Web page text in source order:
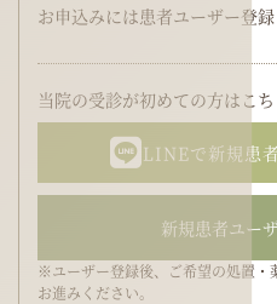
お申込みには患者ユーザー登
当院の受診が初めての方はこち
LINEで新規患
新規患者ユー
※ユーザー登録後、ご希望の処置・
お進みください。